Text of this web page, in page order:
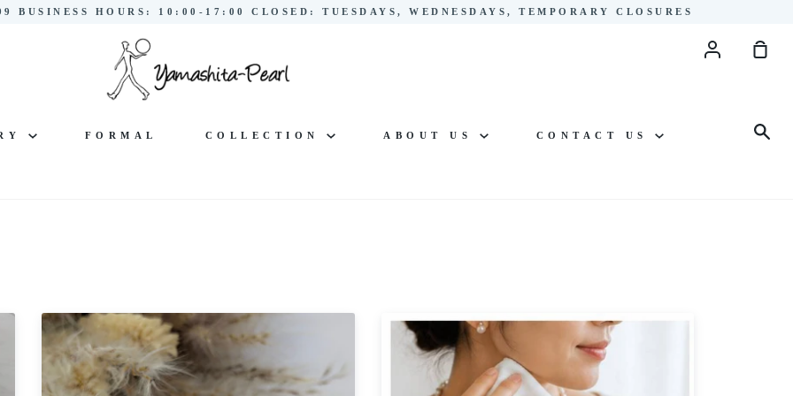
BUSINESS HOURS: 10:00-17:00 CLOSED: TUESDAYS, WEDNESDAYS, TEMPORARY CLOSURES
Account
FORMAL COLLECTION ABOUT US CONTACT US